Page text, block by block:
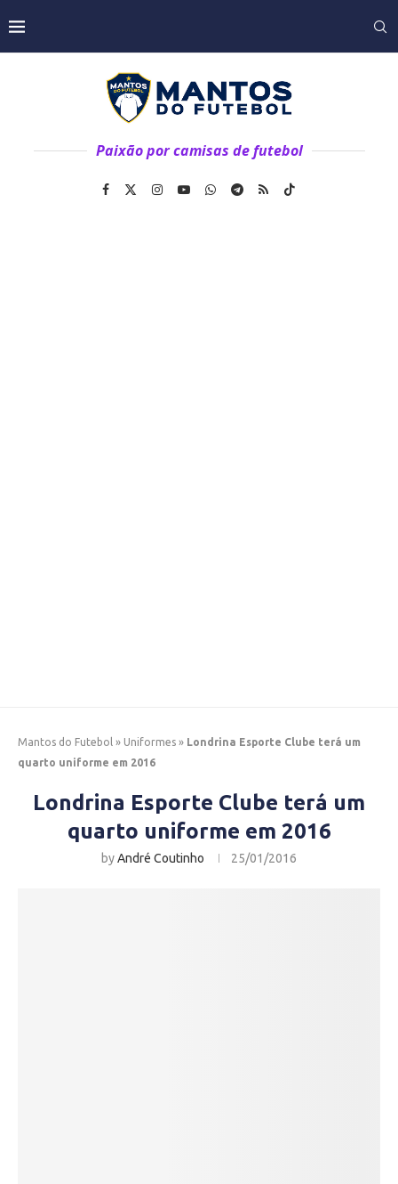
Paixão por camisas de futebol
Mantos do Futebol » Uniformes » Londrina Esporte Clube terá um
quarto uniforme em 2016
Londrina Esporte Clube terá um
quarto uniforme em 2016
byAndré Coutinho 25/01/2016